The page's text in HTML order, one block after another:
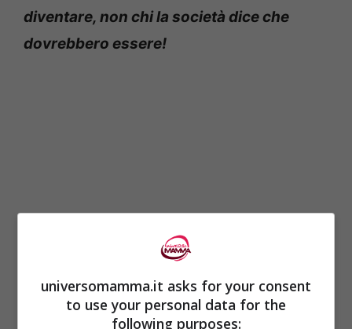
diventare, non chi la società dice che
dovrebbero essere!
universomamma.it asks for your consent
to use your personal data for the
following purposes: